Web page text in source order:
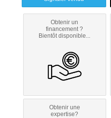
Obtenir un
financement ?
Bientôt disponible...
Obtenir une
expertise?